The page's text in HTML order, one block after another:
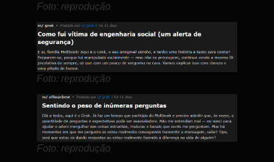
Foto: reprodução
Foto: reprodução
Foto: reprodução